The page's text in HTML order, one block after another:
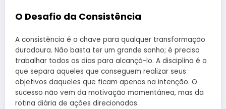
O Desafio da Consistência
A consistência é a chave para qualquer transformação
duradoura. Não basta ter um grande sonho; é preciso
trabalhar todos os dias para alcançá-lo. A disciplina é o
que separa aqueles que conseguem realizar seus
objetivos daqueles que ficam apenas na intenção. O
sucesso não vem da motivação momentânea, mas da
rotina diária de ações direcionadas.